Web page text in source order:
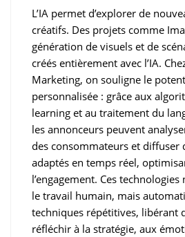
L’IA permet d’explorer de
créatifs. Des projets comme
génération de visuels et de
créés entièrement avec l’IA.
Marketing, on souligne le
personnalisée : grâce aux
learning et au traitement du
les annonceurs peuvent
des consommateurs et diffuser
adaptés en temps réel,
l’engagement. Ces
le travail humain, mais
techniques répétitives, libérant
réfléchir à la stratégie, aux